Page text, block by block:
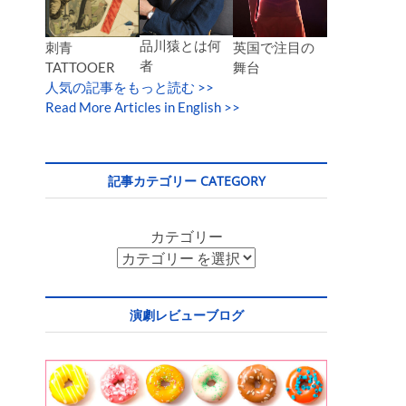
刺青
TATTOOER
品川猿とは何
者
英国で注目の
舞台
人気の記事をもっと読む >>
Read More Articles in English >>
記事カテゴリー CATEGORY
カテゴリー
演劇レビューブログ